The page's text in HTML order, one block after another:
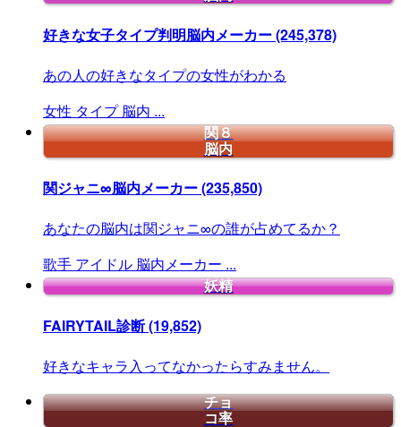
好きな女子タイプ判明脳内メーカー(245,378)
あの人の好きなタイプの女性がわかる
女性 タイプ 脳内 ...
関８
脳内
関ジャニ∞脳内メーカー(235,850)
あなたの脳内は関ジャニ∞の誰が占めてるか？
歌手 アイドル 脳内メーカー ...
妖精
FAIRYTAIL診断(19,852)
好きなキャラ入ってなかったらすみません。
チョ
コ率